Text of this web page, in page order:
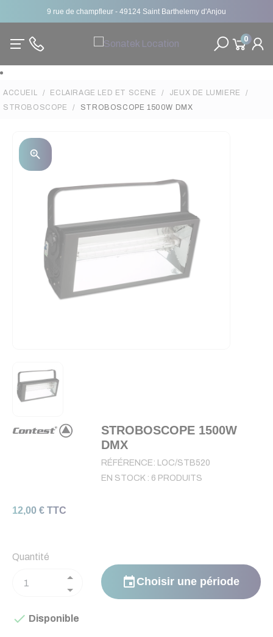
9 rue de champfleur - 49124 Saint Barthelemy d'Anjou
0
ACCUEIL ECLAIRAGE LED ET SCENE
JEUX DE LUMIERE
STROBOSCOPE
STROBOSCOPE 1500W DMX
zoom_in
STROBOSCOPE 1500W
DMX
RÉFÉRENCE: LOC/STB520
EN STOCK : 6 PRODUITS
12,00 € TTC
Quantité
eventChoisir une période
 Disponible